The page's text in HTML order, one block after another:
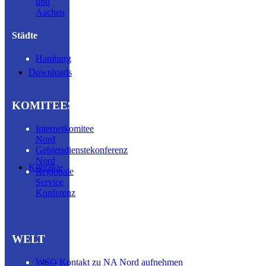
Downloads
Kontakte
– Kontakt zu NA Nord aufnehmen
Aachen
Städte
Hamburg
KOMITEES
Internetkomitee
Nord
Gebietsdienstekonferenz
Nord
Regionale
Service
Konferenz
WELT
WSO